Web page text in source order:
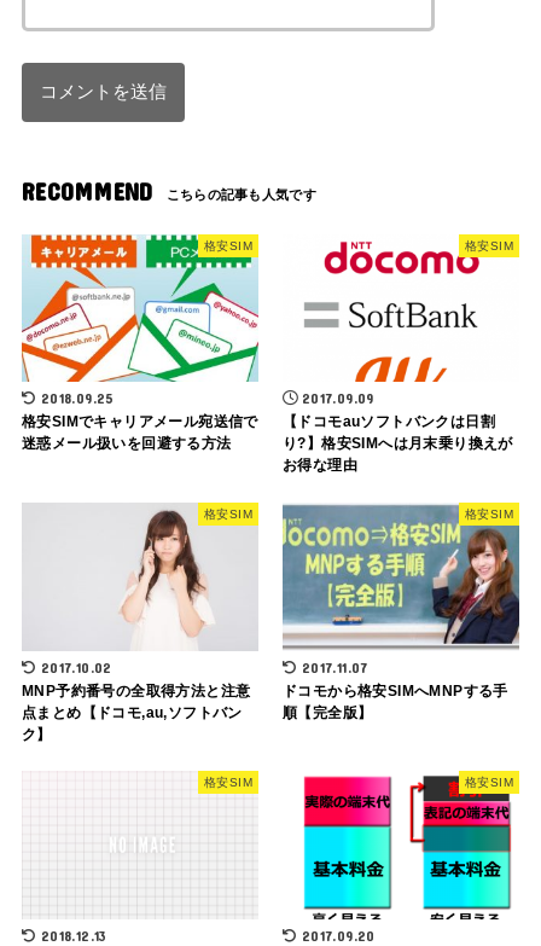
RECOMMEND
格安SIM
2018.09.25
格安SIMでキャリアメール宛送信で
迷惑メール扱いを回避する方法
格安SIM
2017.09.09
【ドコモauソフトバンクは日割
り?】格安SIMへは月末乗り換えが
お得な理由
格安SIM
2017.10.02
MNP予約番号の全取得方法と注意
点まとめ【ドコモ,au,ソフトバン
ク】
格安SIM
2017.11.07
ドコモから格安SIMへMNPする手
順【完全版】
格安SIM
2018.12.13
格安SIM
2017.09.20